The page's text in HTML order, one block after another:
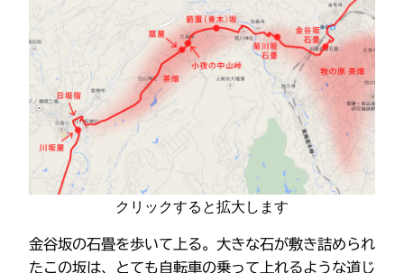
クリックすると拡大します
金谷坂の石畳を歩いて上る。大きな石が敷き詰められ
たこの坂は、とても自転車の乗って上れるような道じ